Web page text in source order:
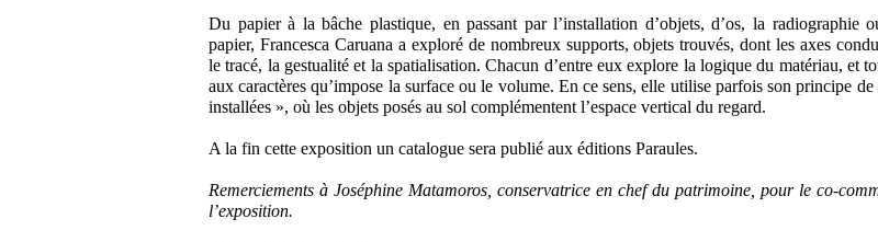
Du papier à la bâche plastique, en passant par l’installation d’objets, d’os, la radiographie
papier, Francesca Caruana a exploré de nombreux supports, objets trouvés, dont les axes
le tracé, la gestualité et la spatialisation. Chacun d’entre eux explore la logique du matériau, et
aux caractères qu’impose la surface ou le volume. En ce sens, elle utilise parfois son principe de
installées », où les objets posés au sol complémentent l’espace vertical du regard.
A la fin cette exposition un catalogue sera publié aux éditions Paraules.
Remerciements à Joséphine Matamoros, conservatrice en chef du patrimoine, pour le co-
l’exposition.